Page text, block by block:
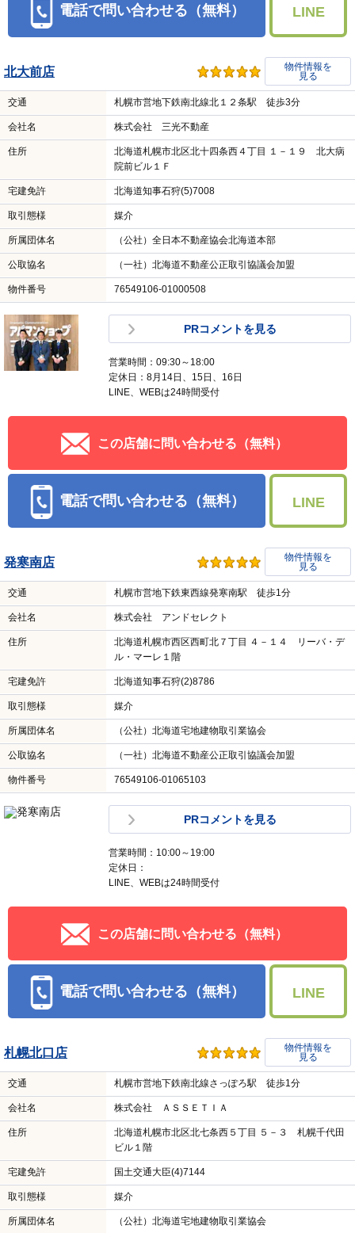
電話で問い合わせる（無料） LINE
北大前店
物件情報を
見る
交通 札幌市営地下鉄南北線北１２条駅 徒歩3分
会社名 株式会社 三光不動産
住所
北海道札幌市北区北十四条西４丁目 １－１９ 北大病
院前ビル１Ｆ
宅建免許 北海道知事石狩(5)7008
取引態様 媒介
所属団体名 （公社）全日本不動産協会北海道本部
公取協名 （一社）北海道不動産公正取引協議会加盟
物件番号 76549106-01000508
PRコメントを見る
営業時間：09:30～18:00
定休日：8月14日、15日、16日
LINE、WEBは24時間受付
この店舗に問い合わせる（無料）
電話で問い合わせる（無料） LINE
発寒南店
物件情報を
見る
交通 札幌市営地下鉄東西線発寒南駅 徒歩1分
会社名 株式会社 アンドセレクト
住所
北海道札幌市西区西町北７丁目 ４－１４ リーバ・デ
ル・マーレ１階
宅建免許 北海道知事石狩(2)8786
取引態様 媒介
所属団体名 （公社）北海道宅地建物取引業協会
公取協名 （一社）北海道不動産公正取引協議会加盟
物件番号 76549106-01065103
PRコメントを見る
営業時間：10:00～19:00
定休日：
LINE、WEBは24時間受付
この店舗に問い合わせる（無料）
電話で問い合わせる（無料） LINE
札幌北口店
物件情報を
見る
交通 札幌市営地下鉄南北線さっぽろ駅 徒歩1分
会社名 株式会社 ＡＳＳＥＴＩＡ
住所
北海道札幌市北区北七条西５丁目 ５－３ 札幌千代田
ビル１階
宅建免許 国土交通大臣(4)7144
取引態様 媒介
所属団体名 （公社）北海道宅地建物取引業協会